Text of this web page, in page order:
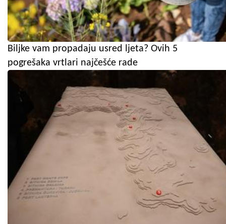
Biljke vam propadaju usred ljeta? Ovih 5
pogrešaka vrtlari najčešće rade